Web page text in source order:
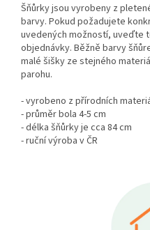
Šňůrky jsou vyrobeny z
barvy. Pokud požadujete
uvedených možností, uveďte
objednávky. Běžně barvy
malé šišky ze stejného
parohu.
- vyrobeno z přírodních
- průměr bola 4-5 cm
- délka šňůrky je cca 84 cm
- ruční výroba v ČR